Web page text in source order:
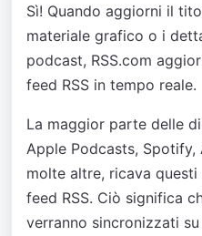
Sì! Quando aggiorni il
materiale grafico o i
podcast, RSS.com
feed RSS in tempo reale.
La maggior parte delle
Apple Podcasts, Spotify,
molte altre, ricava
feed RSS. Ciò significa
verranno sincronizzati